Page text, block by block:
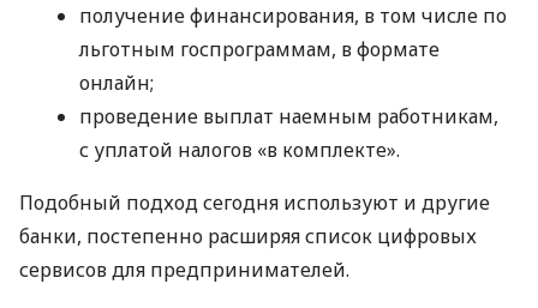
получение финансирования, в том числе по
льготным госпрограммам, в формате
онлайн;
проведение выплат наемным работникам,
с уплатой налогов «в комплекте».
Подобный подход сегодня используют и другие
банки, постепенно расширяя список цифровых
сервисов для предпринимателей.